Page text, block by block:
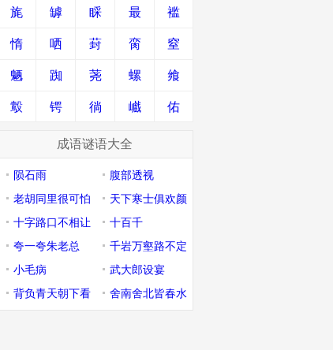
旄 罅 睬 最 褴
惰 哂 葑 脔 窒
魉 踟 荛 螺 飨
鷇 锷 徜 巇 佑
成语谜语大全
陨石雨
腹部透视
老胡同里很可怕
天下寒士俱欢颜
十字路口不相让
十百千
夸一夸朱老总
千岩万壑路不定
小毛病
武大郎设宴
背负青天朝下看
舍南舍北皆春水